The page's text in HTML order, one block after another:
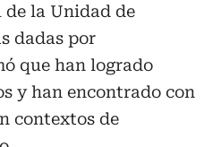
la Unidad de
dadas por
que han logrado
y han encontrado con
contextos de